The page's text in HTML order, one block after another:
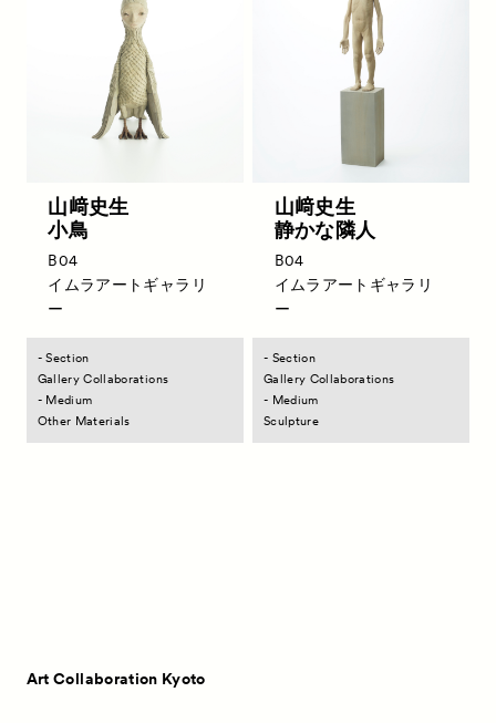
News お知らせ
Exhibitors
Artworks
Talks
Satellite Programs サテライトプログラム
ACKとは
Partners
Press
Contact お問い合わせ
山﨑史生
小鳥
B04
イムラアートギャラリ
ー
- Section
Gallery Collaborations
- Medium
Other Materials
山﨑史生
静かな隣人
B04
イムラアートギャラリ
ー
- Section
Gallery Collaborations
- Medium
Sculpture
Art Collaboration Kyoto